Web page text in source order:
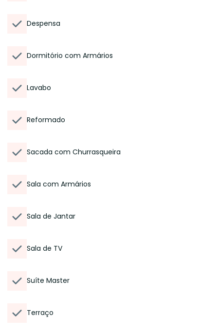
Despensa
Dormitório com Armários
Lavabo
Reformado
Sacada com Churrasqueira
Sala com Armários
Sala de Jantar
Sala de TV
Suíte Master
Terraço